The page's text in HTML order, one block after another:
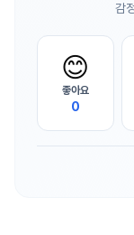
감
😊
좋아요
0